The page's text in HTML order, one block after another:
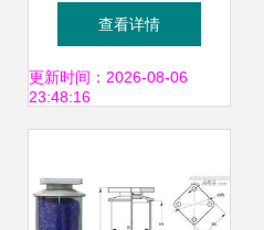
心配件详解与选购
指南
查看详情
更新时间：2026-08-06
23:48:16